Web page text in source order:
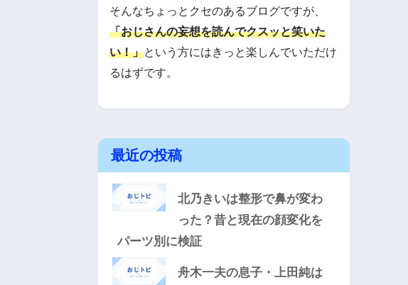
そんなちょっとクセのあるブログですが、
「おじさんの妄想を読んでクスッと笑いた
い！」という方にはきっと楽しんでいただけ
るはずです。
最近の投稿
北乃きいは整形で鼻が変わ
った？昔と現在の顔変化を
パーツ別に検証
舟木一夫の息子・上田純は